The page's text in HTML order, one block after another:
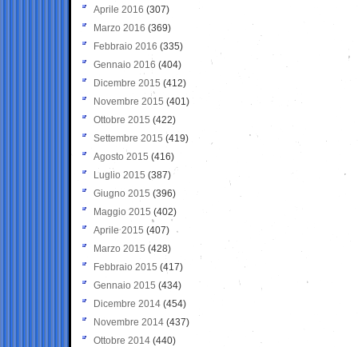
Aprile 2016 (307)
Marzo 2016 (369)
Febbraio 2016 (335)
Gennaio 2016 (404)
Dicembre 2015 (412)
Novembre 2015 (401)
Ottobre 2015 (422)
Settembre 2015 (419)
Agosto 2015 (416)
Luglio 2015 (387)
Giugno 2015 (396)
Maggio 2015 (402)
Aprile 2015 (407)
Marzo 2015 (428)
Febbraio 2015 (417)
Gennaio 2015 (434)
Dicembre 2014 (454)
Novembre 2014 (437)
Ottobre 2014 (440)